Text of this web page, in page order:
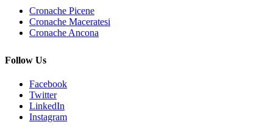
Cronache Picene
Cronache Maceratesi
Cronache Ancona
Follow Us
Facebook
Twitter
LinkedIn
Instagram